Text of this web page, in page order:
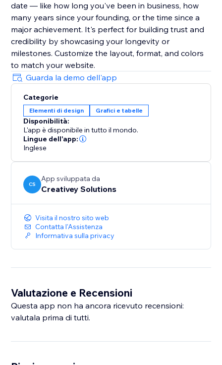
date — like how long you've been in business, how
many years since your founding, or the time since a
major achievement. It's perfect for building trust and
credibility by showcasing your longevity or
milestones. Customize the layout, format, and colors
to match your website.
Guarda la demo dell'app
Categorie
Elementi di design Grafici e tabelle
Disponibilità:
L'app è disponibile in tutto il mondo.
Lingue dell'app:
Inglese
CS
App sviluppata da
Creativey Solutions
Visita il nostro sito web
Contatta l'Assistenza
Informativa sulla privacy
Valutazione e Recensioni
Questa app non ha ancora ricevuto recensioni:
valutala prima di tutti.